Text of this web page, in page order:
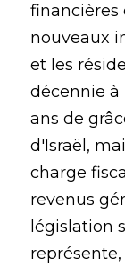
financières
nouveaux
et les
décennie
ans de
d'Israël,
charge
revenus
législation